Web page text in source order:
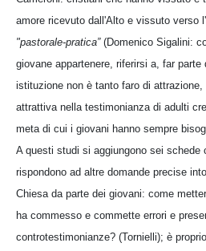
amore ricevuto dall'Alto e vissuto verso
"pastorale-pratica”(Domenico Sigalini:
giovane appartenere, riferirsi a, far
istituzione non è tanto faro di
attrattiva nella testimonianza di adulti
meta di cui i giovani hanno sempre
A questi studi si aggiungono sei schede
rispondono ad altre domande precise
Chiesa da parte dei giovani: come
ha commesso e commette errori e
controtestimonianze? (Tornielli); è